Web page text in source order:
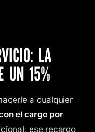
LA
UN 15%
a cualquier
el cargo por
ese recargo